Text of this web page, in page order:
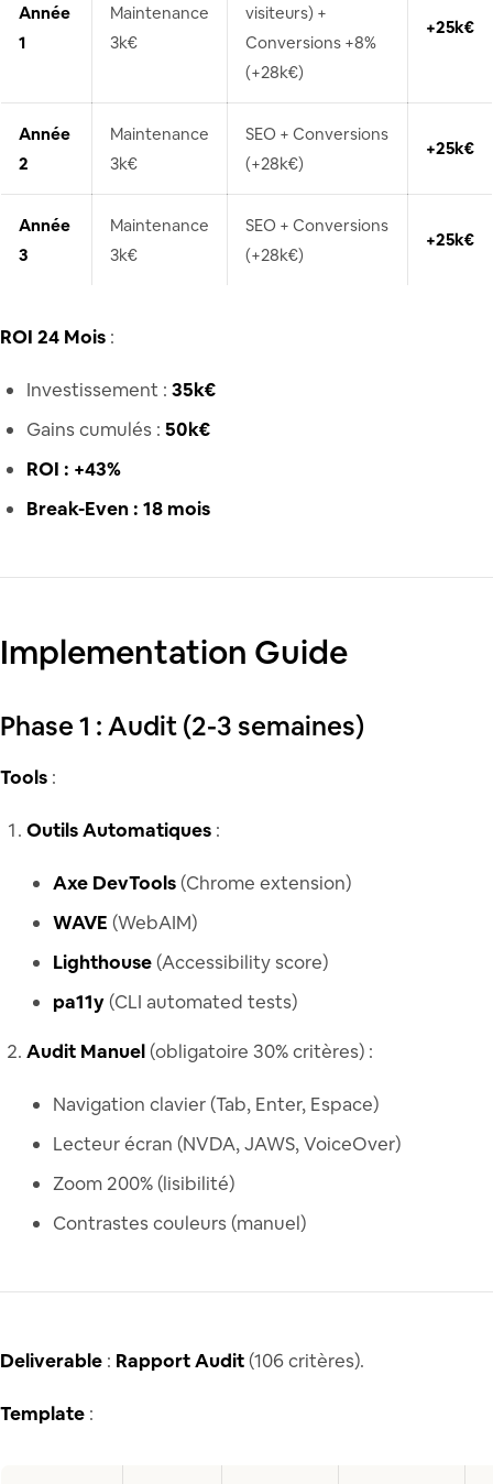
Année
1
Maintenance
3k€
visiteurs) +
Conversions +8%
(+28k€)
+25k€
Année
2
Maintenance
3k€
SEO + Conversions
(+28k€)
+25k€
Année
3
Maintenance
3k€
SEO + Conversions
(+28k€)
+25k€
ROI 24 Mois :
Investissement : 35k€
Gains cumulés : 50k€
ROI : +43%
Break-Even : 18 mois
Implementation Guide
Phase 1 : Audit (2-3 semaines)
Tools :
Outils Automatiques :
Axe DevTools(Chrome extension)
WAVE (WebAIM)
Lighthouse(Accessibility score)
pa11y(CLI automated tests)
Audit Manuel(obligatoire 30% critères) :
Navigation clavier (Tab, Enter, Espace)
Lecteur écran (NVDA, JAWS, VoiceOver)
Zoom 200% (lisibilité)
Contrastes couleurs (manuel)
Deliverable : Rapport Audit(106 critères).
Template :